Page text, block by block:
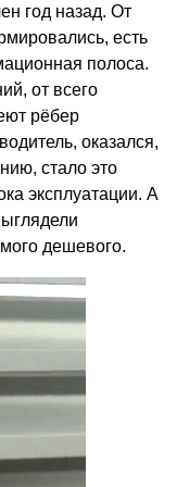
год назад. От
есть
полоса.
от всего
рёбер
оказался,
стало это
эксплуатации. А
дешевого.